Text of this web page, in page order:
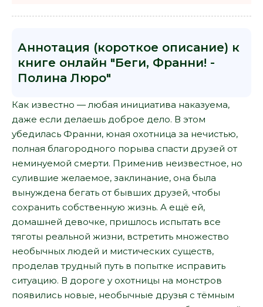
Аннотация (короткое описание) к
книге онлайн "Беги, Франни! -
Полина Люро"
Как известно ― любая инициатива наказуема,
даже если делаешь доброе дело. В этом
убедилась Франни, юная охотница за нечистью,
полная благородного порыва спасти друзей от
неминуемой смерти. Применив неизвестное, но
сулившие желаемое, заклинание, она была
вынуждена бегать от бывших друзей, чтобы
сохранить собственную жизнь. А ещё ей,
домашней девочке, пришлось испытать все
тяготы реальной жизни, встретить множество
необычных людей и мистических существ,
проделав трудный путь в попытке исправить
ситуацию. В дороге у охотницы на монстров
появились новые, необычные друзья с тёмным